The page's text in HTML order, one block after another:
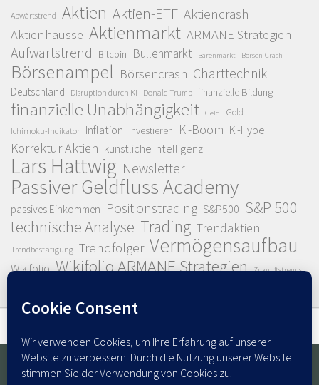
Abwärtstrend Aktien Aktien-ETF Aktiencrash
Aktienhausse Aktienmarkt ARMANE Strategien
Aufwärtstrend Bitcoin Bullenmarkt Bärenmarkt Börsen-Crash
Börsenampel Börsencrash Charttechnik
Deutschland Disruption durch KI Donald Trump finanzielle Bildung
finanzielle Unabhängigkeit Geld Gold
Ichimoku-Indikator Inflation investieren Ki-Boom KI-Hype
Korrektur Aktien künstliche Intelligenz
Lars Hattwig Newsletter
Passiver Geldfluss Academy
passives Einkommen Positionstrading S&P500 S&P 500
technische Analyse Trading Trendaktien
Trendbestätigung Trendfolger Vermögensaufbau
Wikifolio Wikifolio ARMANE Strategien Zukunftstrends